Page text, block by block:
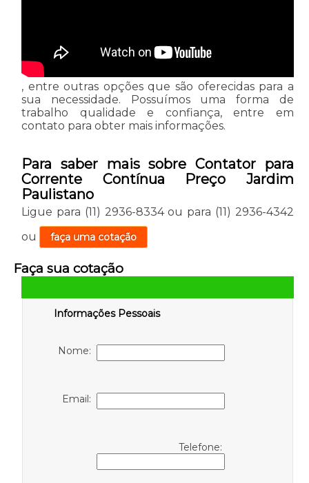
, entre outras opções que são oferecidas para a
sua necessidade. Possuímos uma forma de
trabalho qualidade e confiança, entre em
contato para obter mais informações.
Para saber mais sobre Contator para
Corrente Contínua Preço Jardim
Paulistano
Ligue para (11) 2936-8334ou para (11) 2936-4342
ou
faça uma cotação
Faça sua cotação
Informações Pessoais
Nome:
Email:
Telefone: